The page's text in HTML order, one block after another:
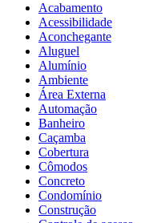
Acabamento
Acessibilidade
Aconchegante
Aluguel
Alumínio
Ambiente
Área Externa
Automação
Banheiro
Caçamba
Cobertura
Cômodos
Concreto
Condomínio
Construção